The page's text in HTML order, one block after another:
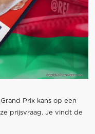
Prix kans op een
prijsvraag. Je vindt de